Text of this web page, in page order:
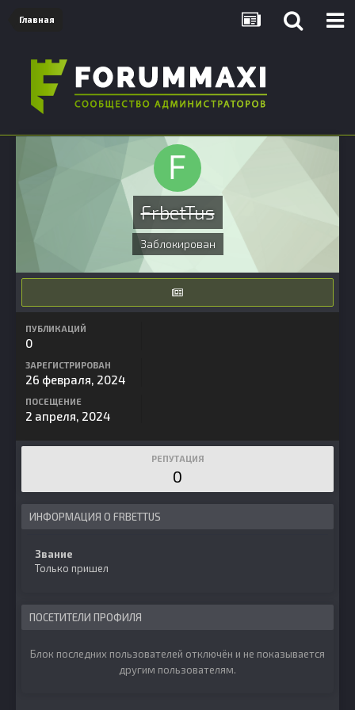
Главная
FrbetTus
Заблокирован
ПУБЛИКАЦИЙ
0
ЗАРЕГИСТРИРОВАН
26 февраля, 2024
ПОСЕЩЕНИЕ
2 апреля, 2024
РЕПУТАЦИЯ
0
ИНФОРМАЦИЯ О FRBETTUS
Звание
Только пришел
ПОСЕТИТЕЛИ ПРОФИЛЯ
Блок последних пользователей отключён и не показывается
другим пользователям.